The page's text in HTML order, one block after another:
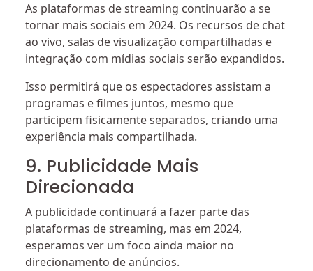
As plataformas de streaming continuarão a se
tornar mais sociais em 2024. Os recursos de chat
ao vivo, salas de visualização compartilhadas e
integração com mídias sociais serão expandidos.
Isso permitirá que os espectadores assistam a
programas e filmes juntos, mesmo que
participem fisicamente separados, criando uma
experiência mais compartilhada.
9. Publicidade Mais
Direcionada
A publicidade continuará a fazer parte das
plataformas de streaming, mas em 2024,
esperamos ver um foco ainda maior no
direcionamento de anúncios.